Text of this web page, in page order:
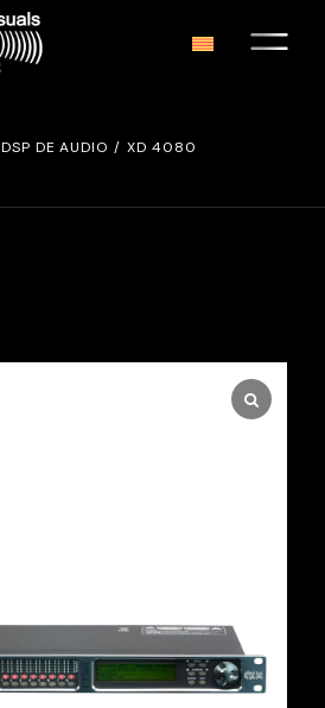
DSP DE AUDIO XD 4080